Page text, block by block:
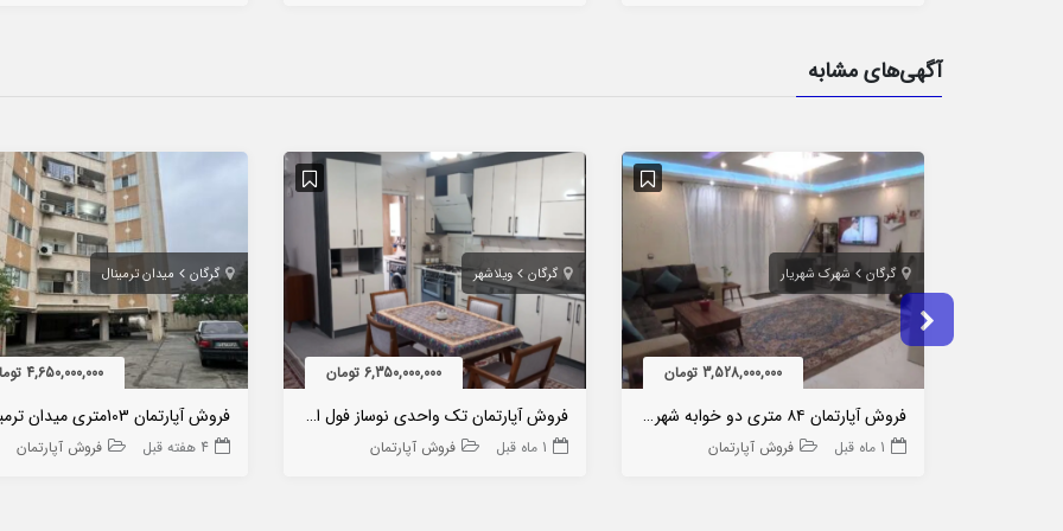
آگهی‌های مشابه
گرگان شهرک شهریار
3,528,000,000 تومان
فروش آپارتمان ۸۴ متری دو خوابه شهریار یکم
1 ماه قبل فروش آپارتمان
گرگان ویلاشهر
6,350,000,000 تومان
فروش آپارتمان تک واحدی نوساز فول امکانات ویلاشهر
1 ماه قبل فروش آپارتمان
گرگان میدان ترمینال
4,650,000,000 تومان
4 هفته قبل فروش آپارتمان